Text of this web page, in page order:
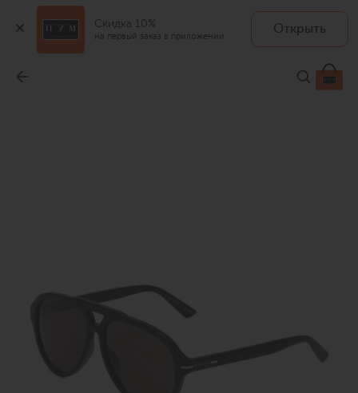
Скидка 10%
на первый заказ в приложении
Открыть
39 700 ₽